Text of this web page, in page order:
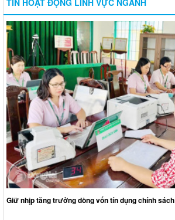
TIN HOẠT ĐỘNG LĨNH VỰC NGÀNH
Giữ nhịp tăng trưởng dòng vốn tín dụng chính sách